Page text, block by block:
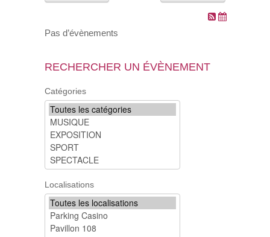
SOCIAL
SPORTS ET LOISIRS
CULTURE ET PATRIMOINE
DÉCISIONS & DÉLIBÉRATIONS
RENDEZ-VOUS EN LIGNE
Pas d’évènements
RECHERCHER UN ÉVÈNEMENT
Catégories
Localisations